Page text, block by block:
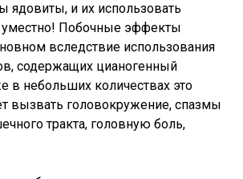
ядовиты, и их использовать
Побочные эффекты
вследствие использования
содержащих цианогенный
в небольших количествах это
вызвать головокружение, спазмы
тракта, головную боль,